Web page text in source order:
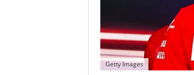
Getty Images